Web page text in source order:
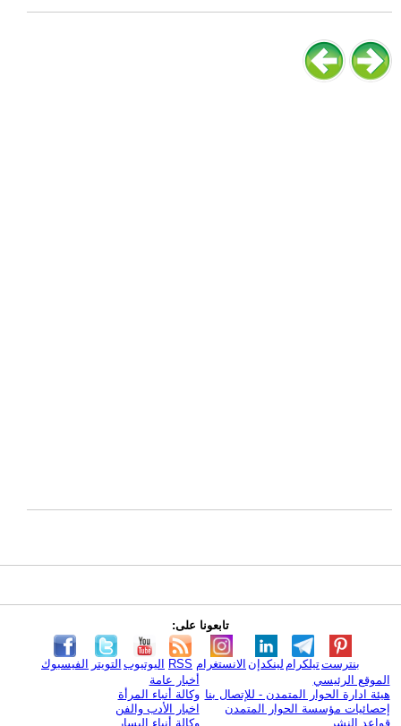
تابعونا على:
الفيسبوك التويتر اليوتيوب RSS الانستغرام لينكدإن تيلكرامبنترست
الموقع الرئيسي
هيئة ادارة الحوار المتمدن - للإتصال بنا
إحصائيات مؤسسة الحوار المتمدن
قواعد النشر
أخبار عامة
وكالة أنباء المرأة
اخبار الأدب والفن
وكالة أنباء اليسار